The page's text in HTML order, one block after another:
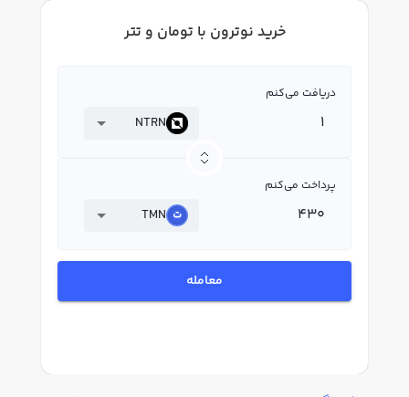
خرید نوترون با تومان و تتر
دریافت می‌کنم
NTRN
پرداخت می‌کنم
TMN
معامله